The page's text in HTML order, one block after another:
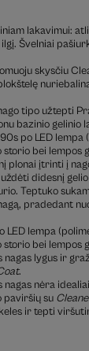
lakavimui:
Švelniai
skysčiu
tipo užtepti
bazinio gelinio
po LED lempa
storio bei lempos
plonai įtrinti į
didesnį
Teptuko
pradedant
LED lempa
storio bei lempos
lygus ir
.
nėra
paviršių su
ir tepti